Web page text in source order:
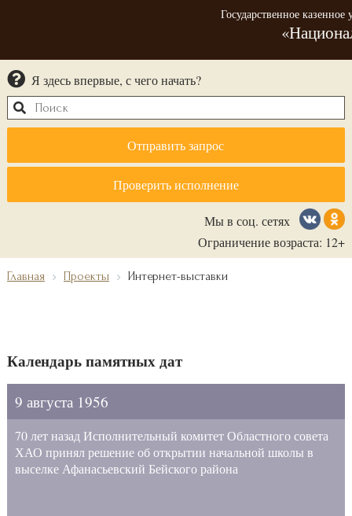
Государственное
Я здесь впервые, с чего начать?
Отправить запрос
Проверить исполнение
Мы в соц. сетях
Ограничение возраста: 12+
Главная Проекты Интернет-выставки
Календарь памятных дат
9 августа 1956
70 лет назад Исполнительный комитет Областного совета
ХАО принял решение об открытии начальной школы в
выселке Афанасьевский Бейского района